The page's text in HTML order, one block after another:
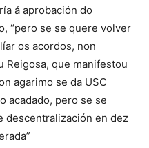
á aprobación do
“pero se se quere volver
os acordos, non
Reigosa, que manifestou
agarimo se da USC
acadado, pero se se
descentralización en dez